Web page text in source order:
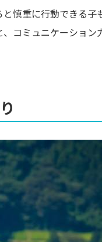
慎重に行動できる子
コミュニケーション